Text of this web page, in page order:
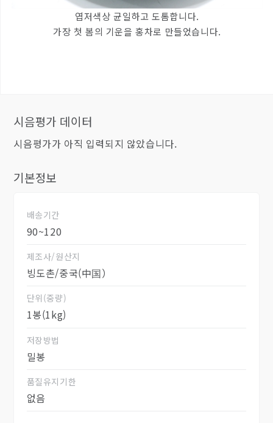
엽저색상 균일하고 도톰합니다.
가장 첫 봄의 기운을 홍차로 만들었습니다.
시음평가 데이터
시음평가가 아직 입력되지 않았습니다.
기본정보
배송기간
90~120
제조사/원산지
빙도촌/중국(中国）
단위(중량)
1봉(1kg)
저장방법
밀봉
품질유지기한
없음